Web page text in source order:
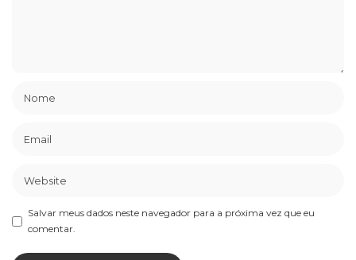
Salvar meus dados neste navegador para a próxima vez que eu
comentar.